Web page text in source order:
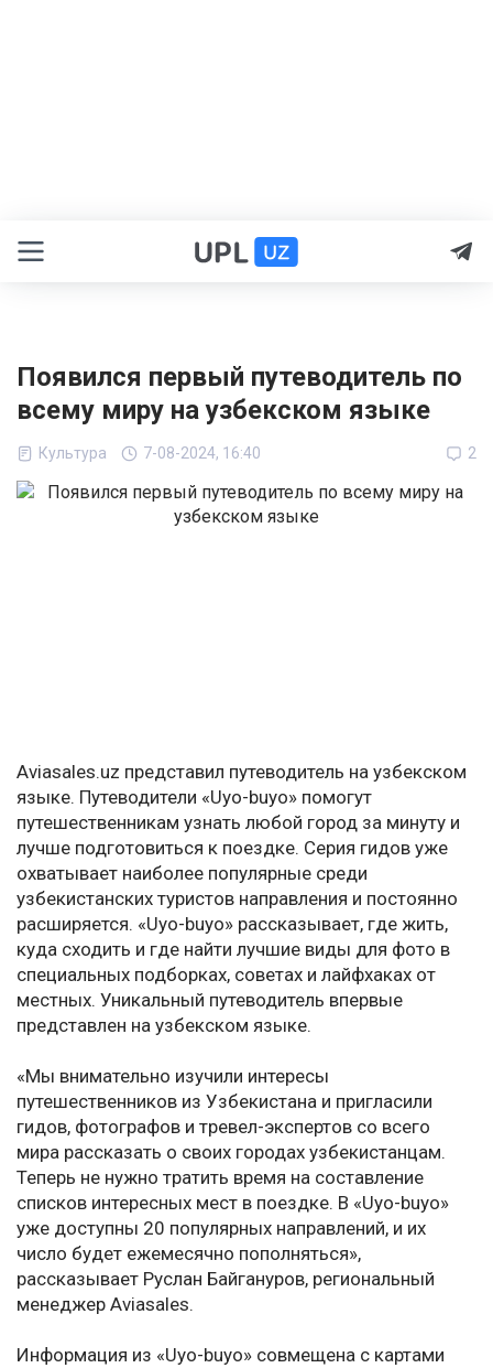
Появился первый путеводитель по
всему миру на узбекском языке
Культура 7-08-2024, 16:40 2
Aviasales.uz представил путеводитель на узбекском
языке. Путеводители «Uyo-buyo» помогут
путешественникам узнать любой город за минуту и
лучше подготовиться к поездке. Серия гидов уже
охватывает наиболее популярные среди
узбекистанских туристов направления и постоянно
расширяется. «Uyo-buyo» рассказывает, где жить,
куда сходить и где найти лучшие виды для фото в
специальных подборках, советах и лайфхаках от
местных. Уникальный путеводитель впервые
представлен на узбекском языке.
«Мы внимательно изучили интересы
путешественников из Узбекистана и пригласили
гидов, фотографов и тревел-экспертов со всего
мира рассказать о своих городах узбекистанцам.
Теперь не нужно тратить время на составление
списков интересных мест в поездке. В «Uyo-buyo»
уже доступны 20 популярных направлений, и их
число будет ежемесячно пополняться»,
рассказывает Руслан Байгануров, региональный
менеджер Aviasales.
Информация из «Uyo-buyo» совмещена с картами